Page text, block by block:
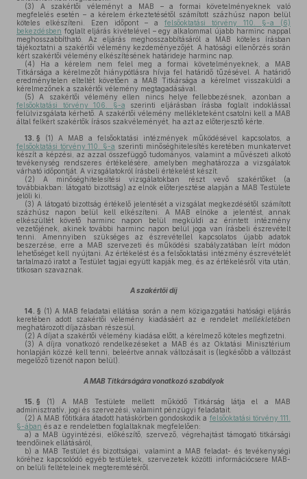
(3) A szakértői véleményt a MAB – a formai követelményeknek való
megfelelés esetén – a kérelem érkeztetésétől számított százhúsz napon belül
köteles elkészíteni. Ezen időpont – a felsőoktatási törvény 110. §-a (6)
bekezdésben foglalt eljárás kivételével – egy alkalommal újabb harminc nappal
meghosszabbítható. Az eljárás meghosszabbításáról a MAB köteles írásban
tájékoztatni a szakértői vélemény kezdeményezőjét. A hatósági ellenőrzés során
kért szakértői vélemény elkészítésének határideje harminc nap.
(4) Ha a kérelem nem felel meg a formai követelményeknek, a MAB
Titkársága a kérelmezőt hiánypótlásra hívja fel határidő tűzésével. A határidő
eredménytelen elteltét követően a MAB Titkársága a kérelmet visszaküldi a
kérelmezőnek a szakértői vélemény megtagadásával.
(5) A szakértői vélemény ellen nincs helye fellebbezésnek, azonban a
felsőoktatási törvény 106. §-a szerinti eljárásban írásba foglalt indoklással
felülvizsgálata kérhető. A szakértői vélemény mellékleteként csatolni kell a MAB
által felkért szakértők írásos szakvéleményét, ha azt az előterjesztő kérte.
13. § (1) A MAB a felsőoktatási intézmények működésével kapcsolatos, a
felsőoktatási törvény 110. §-a szerinti minőséghitelesítés keretében munkatervet
készít a képzési, az azzal összefüggő tudományos, valamint a művészeti alkotó
tevékenység rendszeres értékelésére, amelyben meghatározza a vizsgálatok
várható időpontját. A vizsgálatokról írásbeli értékelést készít.
(2) A minőséghitelesítési vizsgálatokban részt vevő szakértőket (a
továbbiakban: látogató bizottság) az elnök előterjesztése alapján a MAB Testülete
jelöli ki.
(3) A látogató bizottság értékelő jelentését a vizsgálat megkezdésétől számított
százhúsz napon belül kell elkészíteni. A MAB elnöke a jelentést, annak
elkészültét követő harminc napon belül megküldi az érintett intézmény
vezetőjének, akinek további harminc napon belül joga van írásbeli észrevételt
tenni. Amennyiben szükséges az észrevétellel kapcsolatos újabb adatok
beszerzése, erre a MAB szervezeti és működési szabályzatában leírt módon
lehetőséget kell nyújtani. Az értékelést és a felsőoktatási intézmény észrevételét
tartalmazó iratot a Testület tagjai együtt kapják meg, és az értékelésről vita után,
titkosan szavaznak.
A szakértői díj
14. § (1) A MAB feladatai ellátása során a nem közigazgatási hatósági eljárás
keretében adott szakértői vélemény kiadásáért az e rendelet mellékletében
meghatározott díjazásban részesül.
(2) A díjat a szakértői vélemény kiadása előtt, a kérelmező köteles megfizetni.
(3) A díjra vonatkozó rendelkezéseket a MAB és az Oktatási Minisztérium
honlapján közzé kell tenni, beleértve annak változásait is (legkésőbb a változást
megelőző tizenöt napon belül).
A MAB Titkárságára vonatkozó szabályok
15. § (1)
A MAB Testülete mellett működő Titkárság látja el a MAB
adminisztratív, jogi és szervezési, valamint pénzügyi feladatait.
(2) A MAB főtitkára átadott hatáskörben gondoskodik a felsőoktatási törvény 111.
§-ában és az e rendeletben foglaltaknak megfelelően:
a) a MAB ügyintézési, előkészítő, szervező, végrehajtást támogató titkársági
teendőinek ellátásáról,
b) a MAB Testület és bizottságai, valamint a MAB feladat- és tevékenységi
köréhez kapcsolódó egyéb testületek, szervezetek közötti információcsere MAB-
on belüli feltételeinek megteremtéséről.